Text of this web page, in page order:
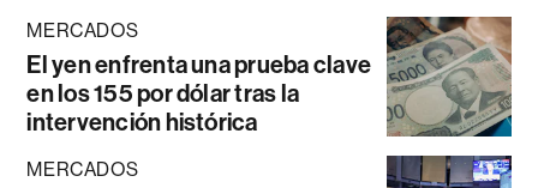
MERCADOS
El yen enfrenta una prueba clave
en los 155 por dólar tras la
intervención histórica
MERCADOS